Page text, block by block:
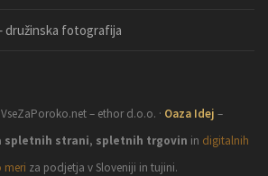
družinska fotografija
– ethor d.o.o. · Oaza Idej –
spletnih strani, spletnih trgovin in digitalnih
meri za podjetja v Sloveniji in tujini.